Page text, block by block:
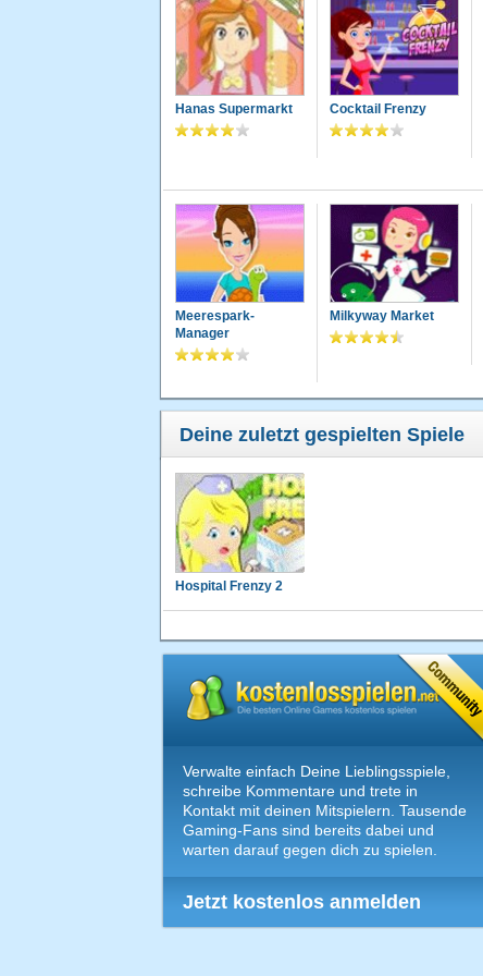
Hanas Supermarkt Cocktail Frenzy
Meerespark-
Manager
Milkyway Market
Deine zuletzt gespielten Spiele
Hospital Frenzy 2
Verwalte einfach Deine Lieblingsspiele,
schreibe Kommentare und trete in
Kontakt mit deinen Mitspielern. Tausende
Gaming-Fans sind bereits dabei und
warten darauf gegen dich zu spielen.
Jetzt kostenlos anmelden